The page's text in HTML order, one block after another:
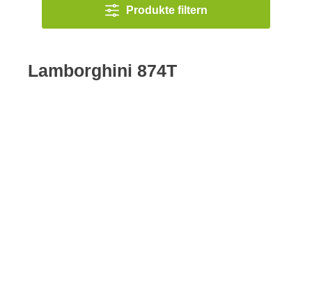
Produkte filtern
Lamborghini 874T